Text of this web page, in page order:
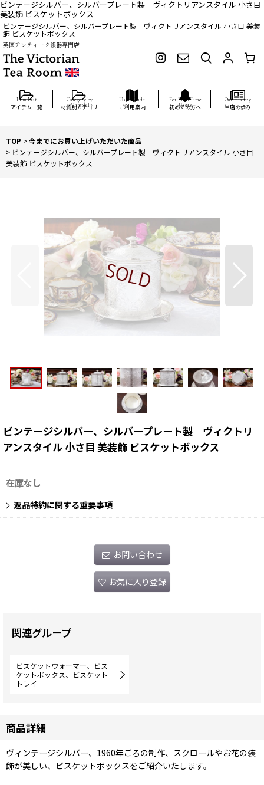
ビンテージシルバー、シルバープレート製 ヴィクトリアンスタイル 小さ目
美装飾 ビスケットボックス
ビンテージシルバー、シルバープレート製 ヴィクトリアンスタイル 小さ目 美装
飾 ビスケットボックス
英国アンティーク銀器専門店
アイテム一覧 材質別カテゴリ ご利用案内 初めての方へ 当店の歩み
TOP >今までにお買い上げいただいた商品
> ビンテージシルバー、シルバープレート製 ヴィクトリアンスタイル 小さ目
美装飾 ビスケットボックス
ビンテージシルバー、シルバープレート製 ヴィクトリ
アンスタイル 小さ目 美装飾 ビスケットボックス
在庫なし
返品特約に関する重要事項
お問い合わせ
お気に入り登録
関連グループ
ビスケットウォーマー、ビス
ケットボックス、ビスケット
トレイ
商品詳細
ヴィンテージシルバー、1960年ごろの制作、スクロールやお花の装
飾が美しい、ビスケットボックスをご紹介いたします。